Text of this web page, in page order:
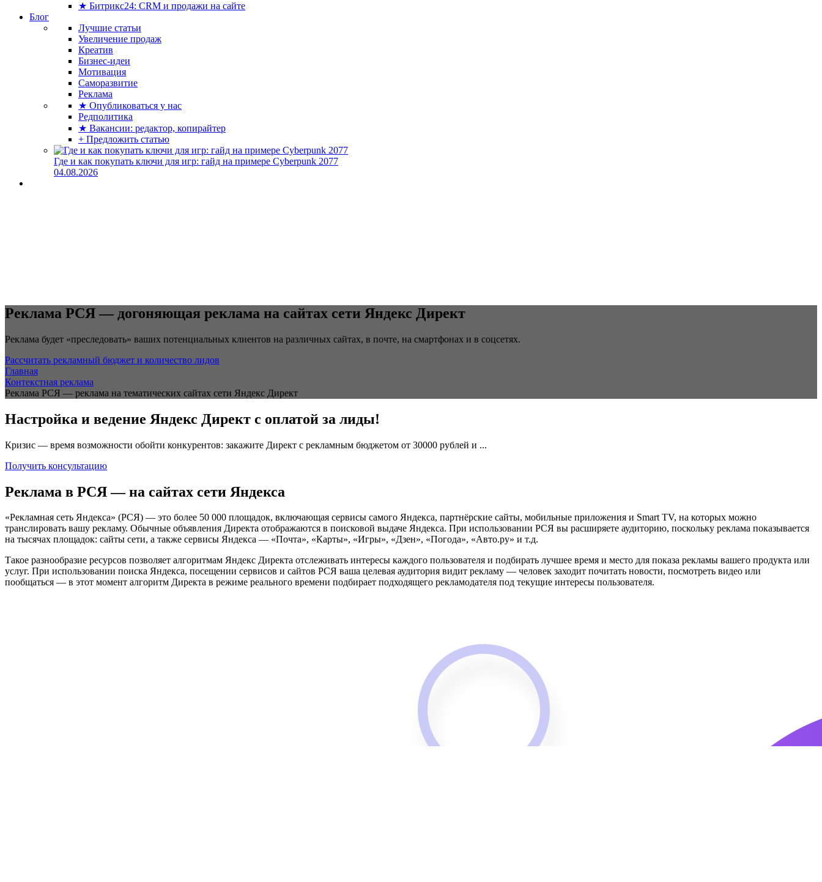
★ Битрикс24: CRM и продажи на сайте
Блог
Лучшие статьи
Увеличение продаж
Креатив
Бизнес-идеи
Мотивация
Саморазвитие
Реклама
★ Опубликоваться у нас
Редполитика
★ Вакансии: редактор, копирайтер
+ Предложить статью
Где и как покупать ключи для игр: гайд на примере Cyberpunk 2077
04.08.2026
Реклама РСЯ — догоняющая реклама на сайтах сети Яндекс Директ
Реклама будет «преследовать» ваших потенциальных клиентов на различных сайтах, в почте, на смартфонах и в соцсетях.
Рассчитать рекламный бюджет и количество лидов
Главная
Контекстная реклама
Реклама РСЯ — реклама на тематических сайтах сети Яндекс Директ
Настройка и ведение Яндекс Директ с оплатой за лиды!
Кризис — время возможности обойти конкурентов: закажите Директ с рекламным бюджетом от 30000 рублей и ...
Получить консультацию
Реклама в РСЯ — на сайтах сети Яндекса
«Рекламная сеть Яндекса» (РСЯ) — это более 50 000 площадок, включающая сервисы самого Яндекса, партнёрские сайты, мобильные приложения и Smart TV, на которых можно
транслировать вашу рекламу. Обычные объявления Директа отображаются в поисковой выдаче Яндекса. При использовании РСЯ вы расширяете аудиторию, поскольку реклама показывается
на тысячах площадок: сайты сети, а также сервисы Яндекса — «Почта», «Карты», «Игры», «Дзен», «Погода», «Авто.ру» и т.д.
Такое разнообразие ресурсов позволяет алгоритмам Яндекс Директа отслеживать интересы каждого пользователя и подбирать лучшее время и место для показа рекламы вашего продукта или
услуг. При использовании поиска Яндекса, посещении сервисов и сайтов РСЯ ваша целевая аудитория видит рекламу — человек заходит почитать новости, посмотреть видео или
пообщаться — в этот момент алгоритм Директа в режиме реального времени подбирает подходящего рекламодателя под текущие интересы пользователя.